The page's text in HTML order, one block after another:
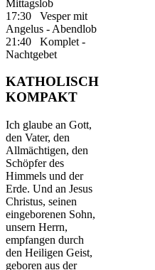
Mittagslob
17:30 Vesper mit
Angelus - Abendlob
21:40 Komplet -
Nachtgebet
KATHOLISCH
KOMPAKT
Ich glaube an Gott,
den Vater, den
Allmächtigen, den
Schöpfer des
Himmels und der
Erde. Und an Jesus
Christus, seinen
eingeborenen Sohn,
unsern Herrn,
empfangen durch
den Heiligen Geist,
geboren aus der